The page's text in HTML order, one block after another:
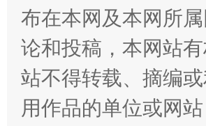
国家大学科技园优化重塑工作
布在本网及本网所
论和投稿，本网站
站不得转载、摘编
用作品的单位或网